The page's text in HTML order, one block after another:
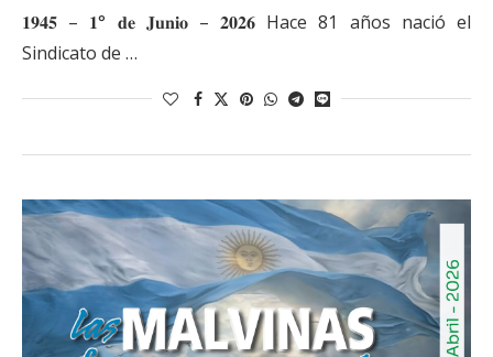
𝟏𝟗𝟒𝟓 – 𝟏° 𝐝𝐞 𝐉𝐮𝐧𝐢𝐨 – 𝟐𝟎𝟐𝟔 Hace 81 años nació el
Sindicato de …